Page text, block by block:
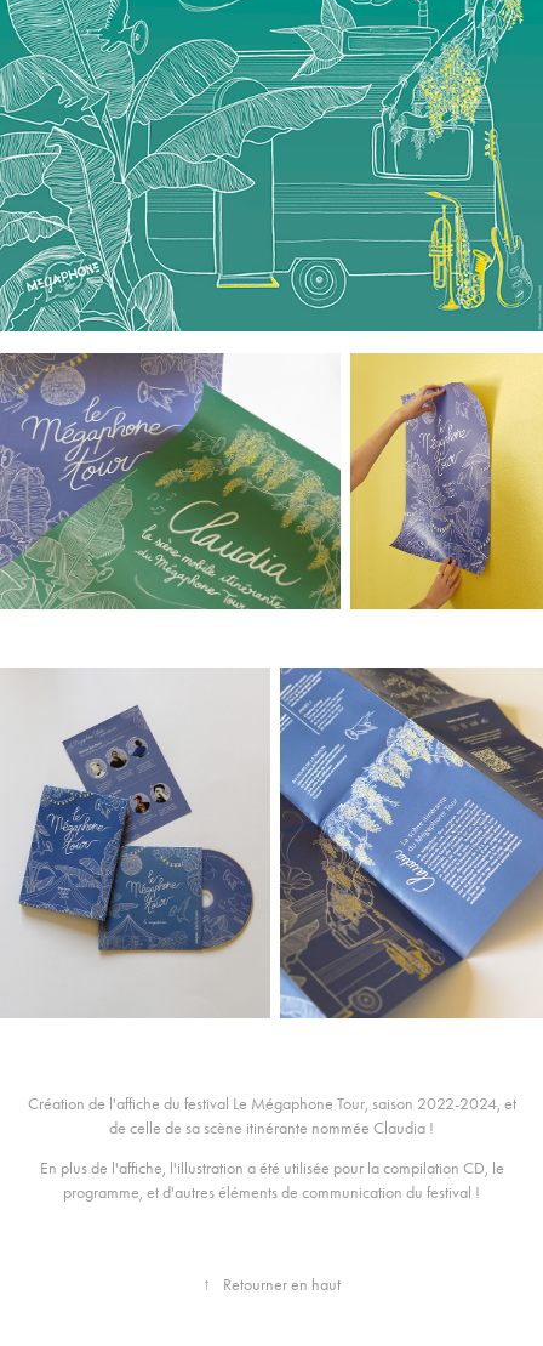
Création de l'affiche du festival Le Mégaphone Tour, saison 2022-2024, et
de celle de sa scène itinérante nommée Claudia !
En plus de l'affiche, l'illustration a été utilisée pour la compilation CD, le
programme, et d'autres éléments de communication du festival !
↑ Retourner en haut